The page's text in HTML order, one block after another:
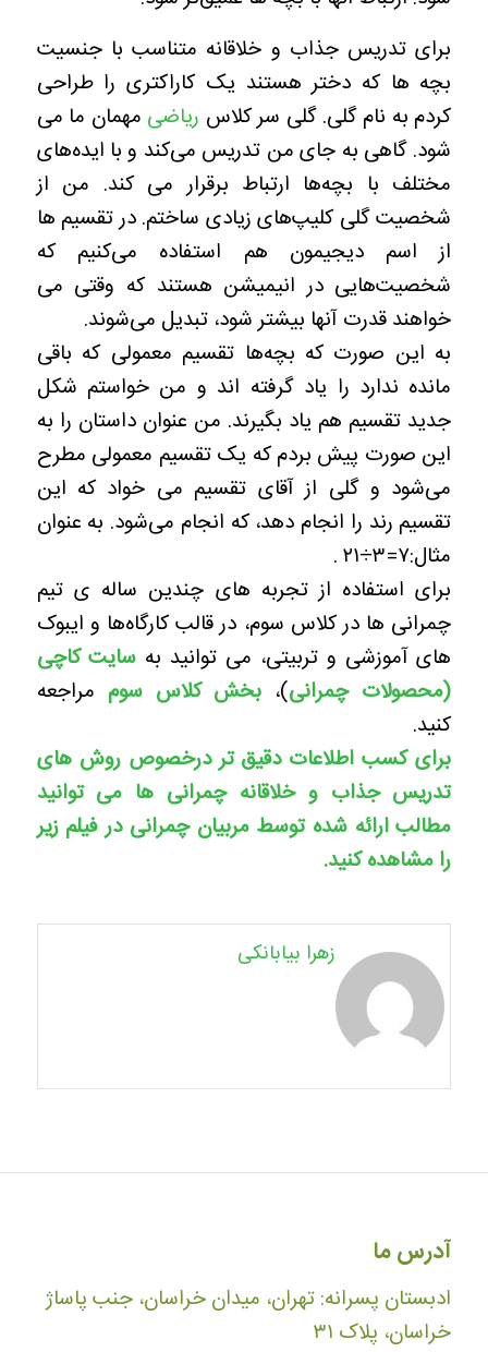
برای تدریس جذاب و خلاقانه متناسب با جنسیت
بچه ها که دختر هستند یک کاراکتری را طراحی
کردم به نام گلی. گلی سر کلاس ریاضی مهمان ما می
شود. گاهی به جای من تدریس می‌کند و با ایده‌های
مختلف با بچه‌ها ارتباط برقرار می کند. من از
شخصیت گلی کلیپ‌های زیادی ساختم.در تقسیم ها
از اسم دیجیمون هم استفاده می‌کنیم که
شخصیت‌هایی در انیمیشن هستند که وقتی می
خواهند قدرت آنها بیشتر شود، تبدیل می‌شوند.
به این صورت که بچه‌ها تقسیم معمولی که باقی
مانده ندارد را یاد گرفته اند و من خواستم شکل
جدید تقسیم هم یاد بگیرند. من عنوان داستان را به
این صورت پیش بردم که یک تقسیم معمولی مطرح
می‌شود و گلی از آقای تقسیم می خواد که این
تقسیم رند را انجام دهد، که انجام می‌شود. به عنوان
مثال:۲۱÷۳=۷.
برای استفاده از تجربه های چندین ساله ی تیم
چمرانی ها در کلاس سوم، در قالب کارگاه‌ها و ایبوک
های آموزشی و تربیتی، می توانید به سایت کاچی
(محصولات چمرانی)، بخش کلاس سوم مراجعه
کنید.
برای کسب اطلاعات دقیق تر درخصوص روش های
تدریس جذاب و خلاقانه چمرانی ها می توانید
مطالب ارائه شده توسط مربیان چمرانی در فیلم زیر
را مشاهده کنید.
زهرا بیابانکی
آدرس ما
ادبستان پسرانه: تهران، میدان خراسان، جنب پاساژ
خراسان، پلاک ۳۱